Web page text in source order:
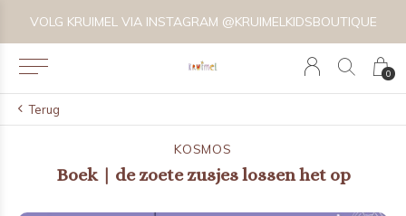
0
VOLG KRUIMEL VIA INSTAGRAM @KRUIMELKIDSBOUTIQUE
Terug
KOSMOS
Boek | de zoete zusjes lossen het op